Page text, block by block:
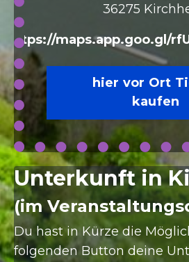
36275
https://maps.app.goo.gl/
hier vor Ort
kaufen
Unterkunft in
(im
Du hast in Kürze die
folgenden Button deine